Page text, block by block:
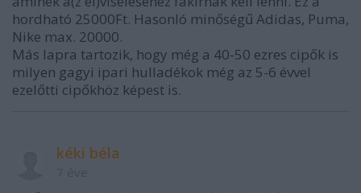
hordható 25000Ft. Hasonló minőségű Adidas, Puma,
Nike max. 20000.
Más lapra tartozik, hogy még a 40-50 ezres cipők is
milyen gagyi ipari hulladékok még az 5-6 évvel
ezelőtti cipőkhöz képest is.
kéki béla